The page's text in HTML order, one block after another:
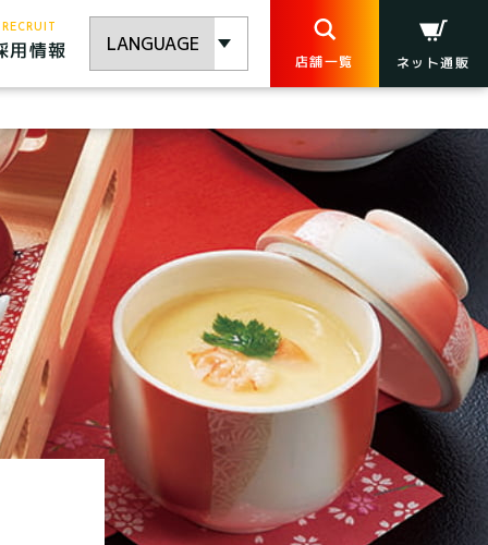
店舗一覧 ネット通販
RECRUIT
用情報